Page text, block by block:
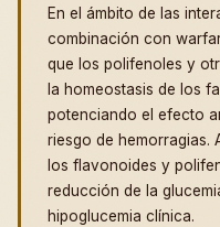
En el ámbito de las
combinación con
que los polifenoles y
la homeostasis de los
potenciando el efecto
riesgo de hemorragias.
los flavonoides y
reducción de la
hipoglucemia clínica.